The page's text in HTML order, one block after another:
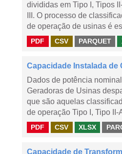
divididas em Tipo I, Tipos
III. O processo de
de operação de usinas é
PDF CSV PARQUET
Capacidade Instalada de
Dados de potência
Geradoras de Usinas
que são aquelas
de operação Tipo I, Tipo II-
PDF CSV XLSX
Capacidade de